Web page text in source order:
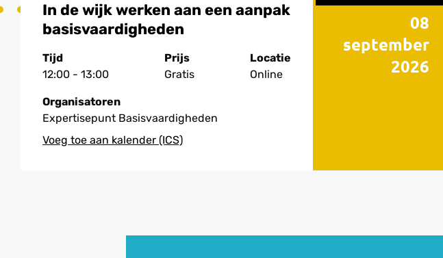
08
september
2026
In de wijk werken aan een aanpak
basisvaardigheden
Tijd
12:00 - 13:00
Prijs
Gratis
Locatie
Online
Organisatoren
Expertisepunt Basisvaardigheden